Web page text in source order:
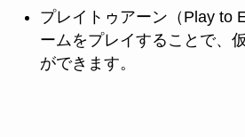
プレイトゥアーン（Play to
ームをプレイすることで、
ができます。